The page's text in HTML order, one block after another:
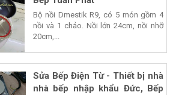
Bộ nồi Dmestik R9, có 5 món gồm 4
nồi và 1 chảo. Nồi lớn 24cm, nồi nhỡ
20cm,...
Sửa Bếp Điện Từ - Thiết bị nhà
nhà bếp nhập khẩu Đức, Bếp